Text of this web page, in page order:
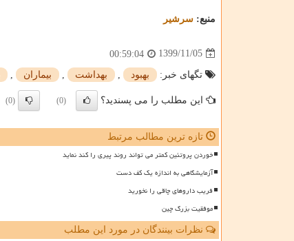
منبع: سرشیر
1399/11/05
00:59:04
تگهای خبر: بهبود بهداشت بیماران
این مطلب را می پسندید؟ (0)
(0)
تازه ترین مطالب مرتبط
خوردن پروتئین کمتر می تواند روند پیری را کند نماید
آزمایشگاهی به اندازه یک کف دست
فریب داروهای چاقی را نخورید
موفقیت بزرگ چین
نظرات بینندگان در مورد این مطلب